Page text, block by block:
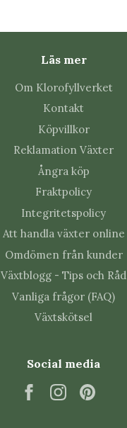
Läs mer
Om Klorofyllverket
Kontakt
Köpvillkor
Reklamation Växter
Ångra köp
Fraktpolicy
Integritetspolicy
Att handla växter online
Omdömen från kunder
Växtblogg - Tips och Råd
Vanliga frågor (FAQ)
Växtskötsel
Social media